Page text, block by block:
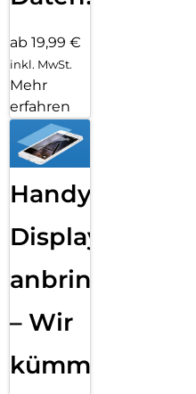
ab 19,99 €
inkl. MwSt.
Mehr
erfahren
Handy
Displayfolie
anbringen
– Wir
kümmern